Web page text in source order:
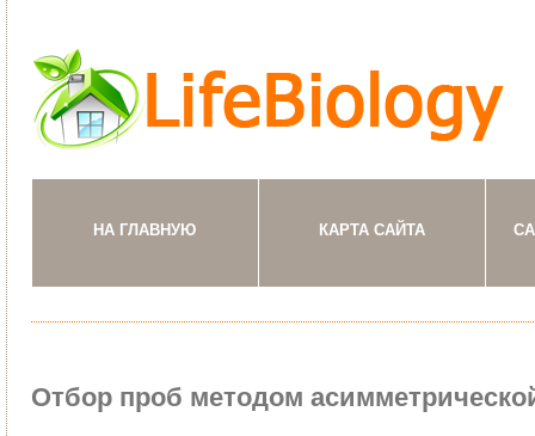
НА ГЛАВНУЮ КАРТА САЙТА
Отбор проб методом